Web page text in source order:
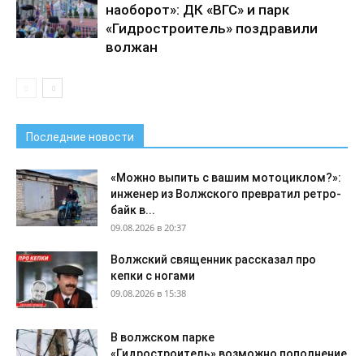
наоборот»: ДК «ВГС» и парк
«Гидростроитель» поздравили
волжан
Последние новости
«Можно выпить с вашим мотоциклом?»:
инженер из Волжского превратил ретро-
байк в...
09.08.2026 в 20:37
Волжский священник рассказал про
кепки с ногами
09.08.2026 в 15:38
В волжском парке
«Гидростроитель» возможно пополнение